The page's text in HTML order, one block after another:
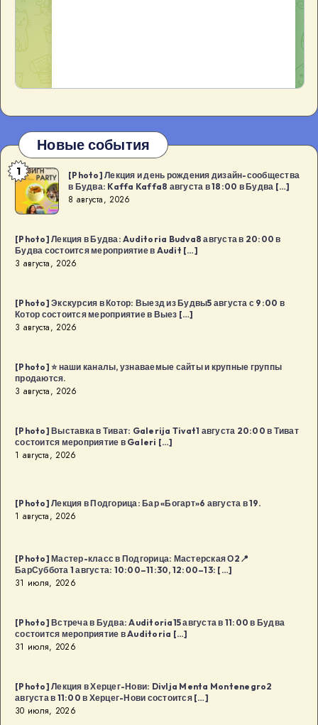
Новые события
[Photo]
Лекция
и
рождения
дизайн-
в
Будва:
Kaffa
августа
в
в
Будва
[…]
1
[Photo] Лекция и день рождения дизайн-сообщества
в Будва: Kaffa Kaffa8 августа в 18:00 в Будва […]
8 августа, 2026
[Photo] Лекция в Будва: Auditoria Budva8 августа в 20:00 в
Будва состоится мероприятие в Audit […]
3 августа, 2026
[Photo] Экскурсия в Котор: Выезд из Будвы5 августа с 9:00 в
Котор состоится мероприятие в Выез […]
3 августа, 2026
[Photo] ⭐️ наши каналы, узнаваемые сайты и крупные группы
продаются.
3 августа, 2026
[Photo] Выставка в Тиват: Galerija Tivat1 августа 20:00 в Тиват
состоится мероприятие в Galeri […]
1 августа, 2026
[Photo] Лекция в Подгорица: Бар «Богарт»6 августа в 19.
1 августа, 2026
[Photo] Мастер-класс в Подгорица: Мастерская О2📍
БарСуббота 1 августа: 10:00–11:30, 12:00–13: […]
31 июля, 2026
[Photo] Встреча в Будва: Auditoria15 августа в 11:00 в Будва
состоится мероприятие в Auditoria […]
31 июля, 2026
[Photo] Лекция в Херцег-Нови: Divlja Menta Montenegro2
августа в 11:00 в Херцег-Нови состоится […]
30 июля, 2026